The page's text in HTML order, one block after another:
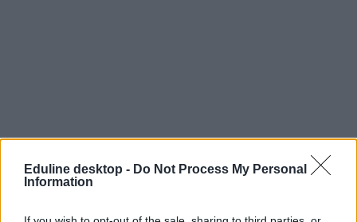
Eduline desktop - Do Not Process My Personal
Information